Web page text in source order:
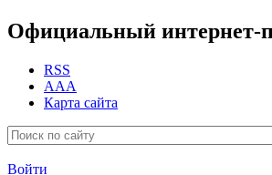
Официальный интернет-
RSS
AAA
Карта сайта
Войти